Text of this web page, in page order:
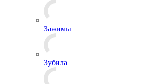
Зажимы
Зубила